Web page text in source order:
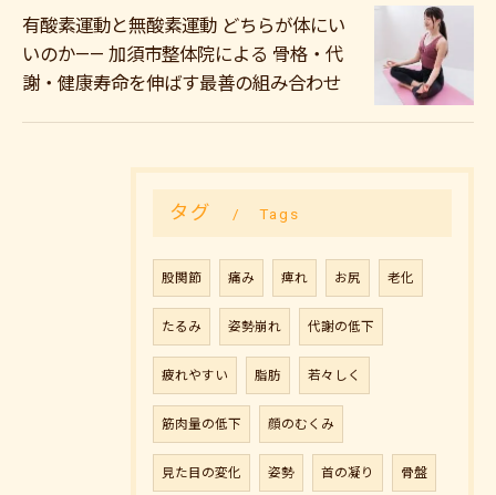
有酸素運動と無酸素運動 どちらが体にい
いのか—— 加須市整体院による 骨格・代
謝・健康寿命を伸ばす最善の組み合わせ
タグ Tags
股関節 痛み 痺れ お尻 老化
たるみ 姿勢崩れ 代謝の低下
疲れやすい 脂肪 若々しく
筋肉量の低下 顔のむくみ
見た目の変化 姿勢 首の凝り 骨盤